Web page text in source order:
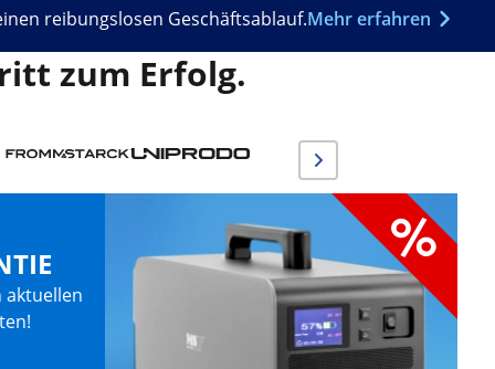
reibungslosen Geschäftsablauf.Mehr erfahren
zum Erfolg.
aktuellen